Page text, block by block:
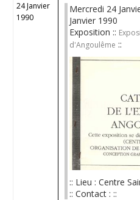
24 Janvier
1990
Mercredi 24
Janvier 1990
Exposition ::
d'Angoulême ::
:: Lieu : Centre
:: Contact : ::